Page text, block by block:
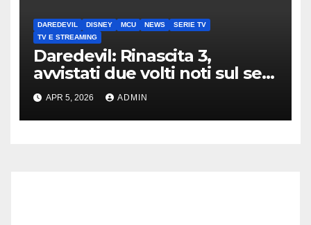
DAREDEVIL DISNEY MCU NEWS
SERIE TV
TV E STREAMING
Daredevil: Rinascita 3,
avvistati due volti noti sul set
di New York
APR 5, 2026 ADMIN